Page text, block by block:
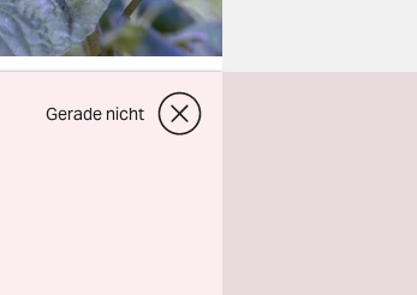
Gerade nicht